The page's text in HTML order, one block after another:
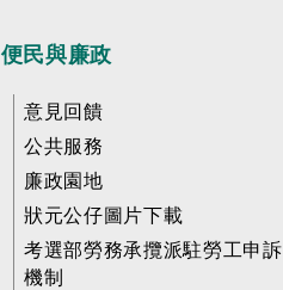
便民與廉政
意見回饋
公共服務
廉政園地
狀元公仔圖片下載
考選部勞務承攬派駐勞工申訴
機制